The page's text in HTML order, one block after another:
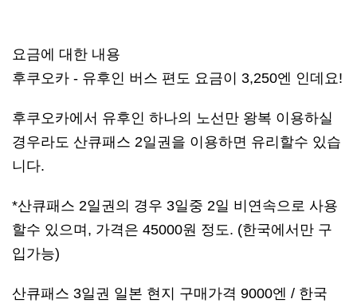
요금에 대한 내용
후쿠오카 - 유후인 버스 편도 요금이 3,250엔 인데요!
후쿠오카에서 유후인 하나의 노선만 왕복 이용하실
경우라도 산큐패스 2일권을 이용하면 유리할수 있습
니다.
*산큐패스 2일권의 경우 3일중 2일 비연속으로 사용
할수 있으며, 가격은 45000원 정도. (한국에서만 구
입가능)
산큐패스 3일권 일본 현지 구매가격 9000엔 / 한국